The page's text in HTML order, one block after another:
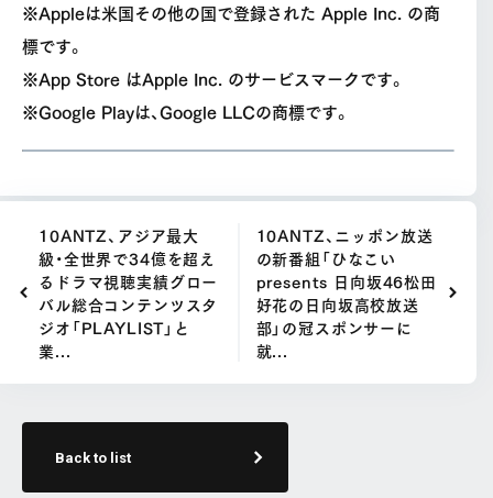
※Appleは米国その他の国で登録された Apple Inc. の商
標です。
※App Store はApple Inc. のサービスマークです。
※Google Playは、Google LLCの商標です。
10ANTZ、アジア最大
級・全世界で34億を超え
るドラマ視聴実績グロー
バル総合コンテンツスタ
ジオ「PLAYLIST」と
業...
10ANTZ、ニッポン放送
の新番組「ひなこい
presents 日向坂46松田
好花の日向坂高校放送
部」の冠スポンサーに
就...
Back to list